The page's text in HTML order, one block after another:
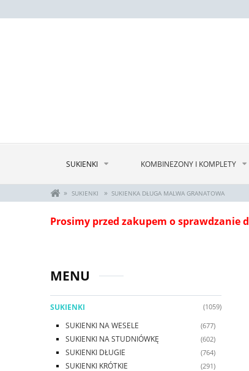
SUKIENKI KOMBINEZONY I KOMPLETY
» SUKIENKI » SUKIENKA DŁUGA MALWA GRANATOWA
Prosimy przed zakupem o
MENU
SUKIENKI (1059)
SUKIENKI NA WESELE (677)
SUKIENKI NA STUDNIÓWKĘ (602)
SUKIENKI DŁUGIE (764)
SUKIENKI KRÓTKIE (291)